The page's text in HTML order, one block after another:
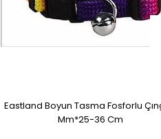
Eastland Boyun Tasma Fosforlu
Mm*25-36 Cm